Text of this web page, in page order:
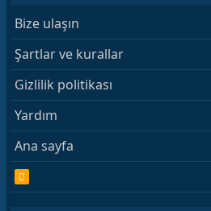
Bize ulaşın
Şartlar ve kurallar
Gizlilik politikası
Yardım
Ana sayfa
S